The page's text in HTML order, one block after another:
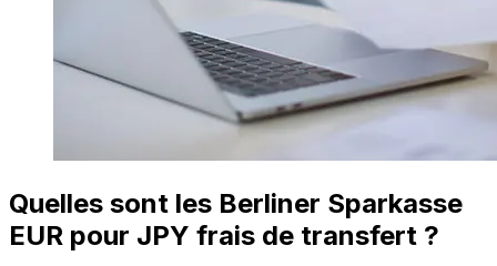
Quelles sont les Berliner Sparkasse
EUR pour JPY frais de transfert ?